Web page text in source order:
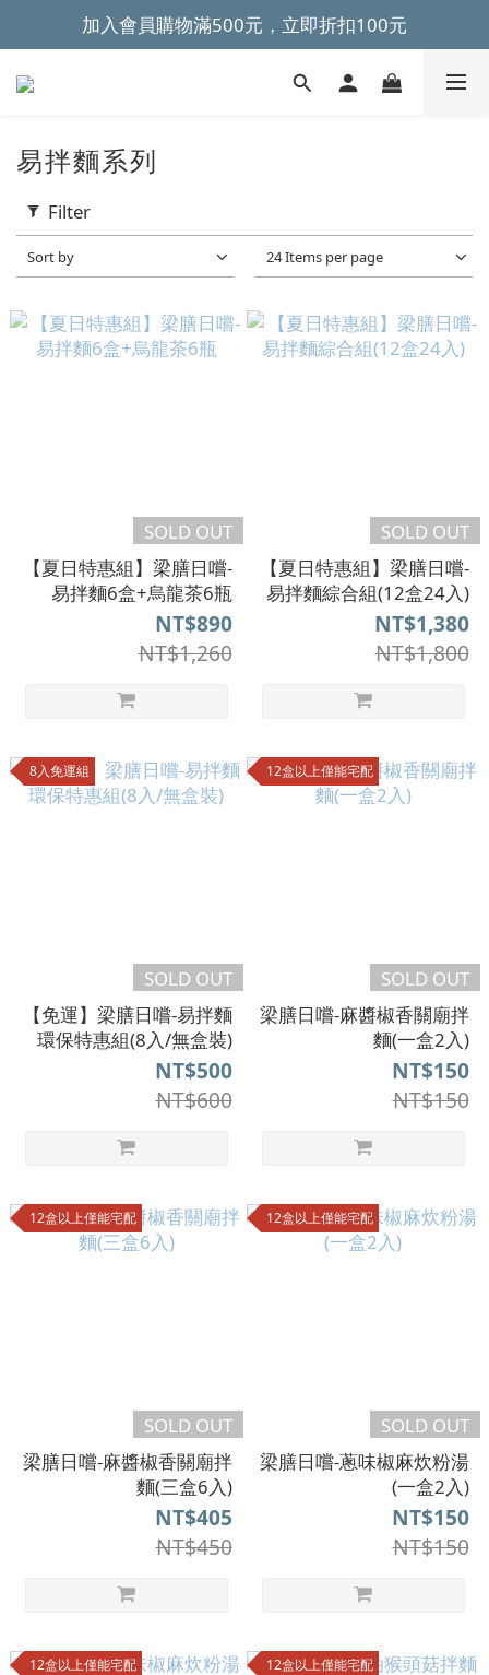
~全館滿499元免運~
加入會員購物滿500元，立即折扣100元
~全館滿499元免運~
易拌麵系列
Filter
Sort by 24 Items per page
SOLD OUT
【夏日特惠組】梁膳日嚐-
易拌麵6盒+烏龍茶6瓶
NT$890
NT$1,260
SOLD OUT
【夏日特惠組】梁膳日嚐-
易拌麵綜合組(12盒24入)
NT$1,380
NT$1,800
8入免運組
SOLD OUT
【免運】梁膳日嚐-易拌麵
環保特惠組(8入/無盒裝)
NT$500
NT$600
12盒以上僅能宅配
SOLD OUT
梁膳日嚐-麻醬椒香關廟拌
麵(一盒2入)
NT$150
NT$150
12盒以上僅能宅配
SOLD OUT
梁膳日嚐-麻醬椒香關廟拌
麵(三盒6入)
NT$405
NT$450
12盒以上僅能宅配
SOLD OUT
梁膳日嚐-蔥味椒麻炊粉湯
(一盒2入)
NT$150
NT$150
12盒以上僅能宅配 12盒以上僅能宅配